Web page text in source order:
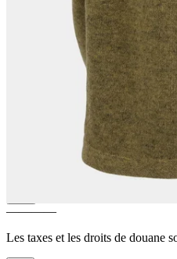
Traditionnel
————
Les taxes et les droits de douane